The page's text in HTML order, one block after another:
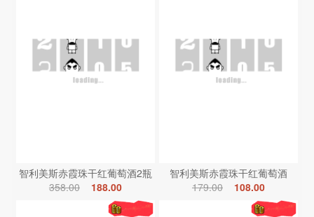
智利美斯赤霞珠干红葡萄酒2瓶
358.00
188.00
智利美斯赤霞珠干红葡萄酒
179.00
108.00